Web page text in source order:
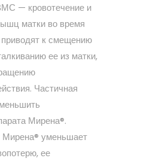
— кровотечение и
матки во время
приводят к смещению
ее из матки,
Частичная
Мирена®.
Мирена® уменьшает
ее